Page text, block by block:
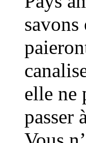
elle ne
passer